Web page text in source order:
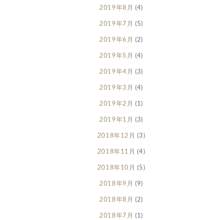
2019年8月 (4)
2019年7月 (5)
2019年6月 (2)
2019年5月 (4)
2019年4月 (3)
2019年3月 (4)
2019年2月 (1)
2019年1月 (3)
2018年12月 (3)
2018年11月 (4)
2018年10月 (5)
2018年9月 (9)
2018年8月 (2)
2018年7月 (1)